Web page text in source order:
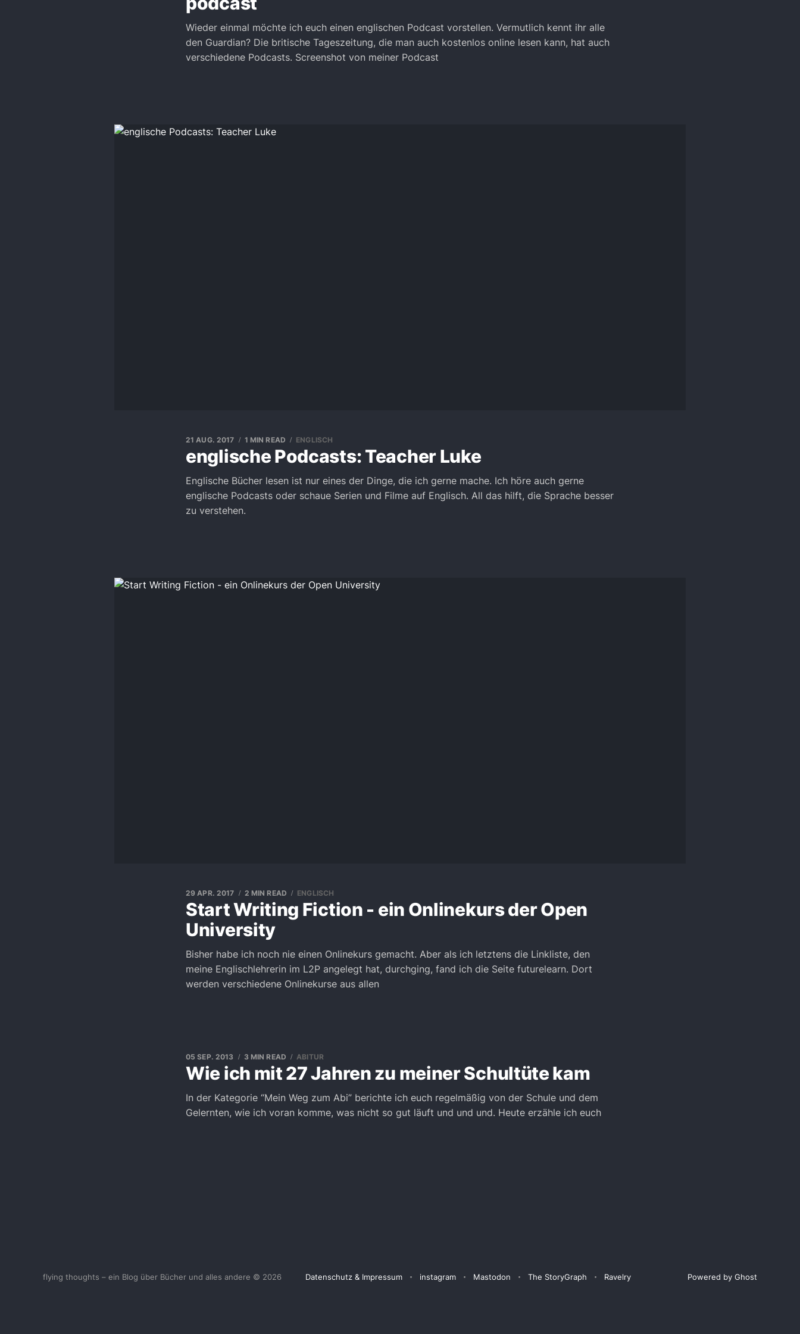
Wieder einmal möchte ich euch einen englischen Podcast vorstellen. Vermutlich kennt ihr alle
den Guardian? Die britische Tageszeitung, die man auch kostenlos online lesen kann, hat auch
verschiedene Podcasts. Screenshot von meiner Podcast
englische Podcasts: Teacher Luke
21 AUG. 2017 1 MIN READ ENGLISCH
Englische Bücher lesen ist nur eines der Dinge, die ich gerne mache. Ich höre auch gerne
englische Podcasts oder schaue Serien und Filme auf Englisch. All das hilft, die Sprache besser
zu verstehen.
Start Writing Fiction - ein Onlinekurs der Open
University
29 APR. 2017 2 MIN READ ENGLISCH
Bisher habe ich noch nie einen Onlinekurs gemacht. Aber als ich letztens die Linkliste, den
meine Englischlehrerin im L2P angelegt hat, durchging, fand ich die Seite futurelearn. Dort
werden verschiedene Onlinekurse aus allen
Wie ich mit 27 Jahren zu meiner Schultüte kam
05 SEP. 2013 3 MIN READ ABITUR
In der Kategorie “Mein Weg zum Abi” berichte ich euch regelmäßig von der Schule und dem
Gelernten, wie ich voran komme, was nicht so gut läuft und und und. Heute erzähle ich euch
flying thoughts – ein Blog über Bücher und alles andere © 2026 Datenschutz & Impressum instagram Mastodon The StoryGraph Ravelry Powered by Ghost